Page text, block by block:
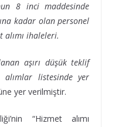
8 inci maddesinde
kadar olan personel
alımı ihaleleri.
aşırı düşük teklif
alımlar listesinde yer
yer verilmiştir.
“Hizmet alımı